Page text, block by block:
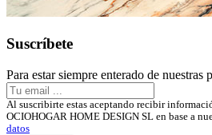
Suscríbete
Para estar siempre enterado de nuestras
Al suscribirte estas aceptando recibir
OCIOHOGAR HOME DESIGN SL en base a
datos